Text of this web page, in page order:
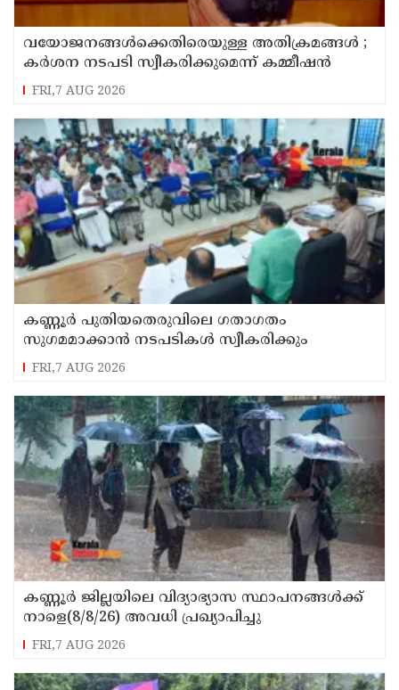
വയോജനങ്ങൾക്കെതിരെയുള്ള അതിക്രമങ്ങൾ ;
കർശന നടപടി സ്വീകരിക്കുമെന്ന് കമ്മീഷൻ
FRI,7 AUG 2026
കണ്ണൂർ പുതിയതെരുവിലെ ഗതാഗതം
സുഗമമാക്കാന്‍ നടപടികള്‍ സ്വീകരിക്കും
FRI,7 AUG 2026
കണ്ണൂർ ജില്ലയിലെ വിദ്യാഭ്യാസ സ്ഥാപനങ്ങള്‍ക്ക്
നാളെ(8/8/26) അവധി പ്രഖ്യാപിച്ചു
FRI,7 AUG 2026